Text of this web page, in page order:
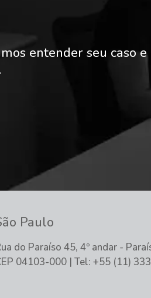
entender seu caso e
Paulo
do Paraíso 45, 4º andar -
04103-000 | Tel: +55 (11)